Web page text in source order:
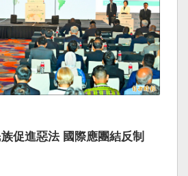
促進惡法 國際應團結反制